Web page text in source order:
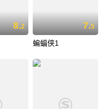
8.2 7.5
蝙蝠侠1